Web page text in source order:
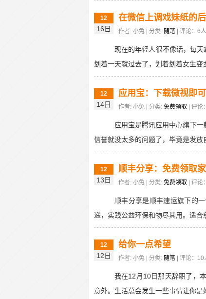
12
16日
在微信上调戏妹纸的
作者: 小兔 | 分类: 随笔 | 评论：6
现在的年轻人很不像话，每
划着一天就过去了，划着划着女生变
12
14日
应用宝：下载微视即
作者: 小兔 | 分类: 免费领取 | 评论
应用宝是腾讯应用中心旗下一
信誉就没太多的问题了，毕竟是发放
12
13日
顺丰分享：免费领取
作者: 小兔 | 分类: 免费领取 | 评论
顺丰分享是顺丰速运旗下的
递，实践公益环保和物尽其用。适合
12
12日
给你一点希望
作者: 小兔 | 分类: 随笔 | 评论：
我在12月10日那天辞职了，
意外。生活总会发生一些事情让你是